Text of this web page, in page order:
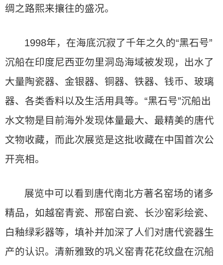
绸之路熙来攘往的盛况。
1998年，在海底沉寂了千年之久的“黑石号”
沉船在印度尼西亚勿里洞岛海域被发现，出水了
大量陶瓷器、金银器、铜器、铁器、钱币、玻璃
器、各类香料以及生活用具等。“黑石号”沉船出
水文物是目前海外发现体量最大、最精美的唐代
文物收藏，而此次展览是这批收藏在中国首次公
开亮相。
展览中可以看到唐代南北方著名窑场的诸多
精品，如越窑青瓷、邢窑白瓷、长沙窑彩绘瓷、
白釉绿彩器等，填补并加深了人们对唐代瓷器生
产的认识。清新雅致的巩义窑青花花纹盘在沉船